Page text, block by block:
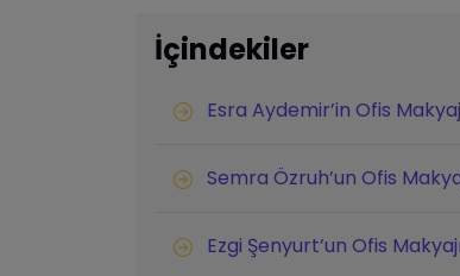
İçindekiler
Esra Aydemir’in Ofis
Semra Özruh’un Ofis
Ezgi Şenyurt’un Ofis